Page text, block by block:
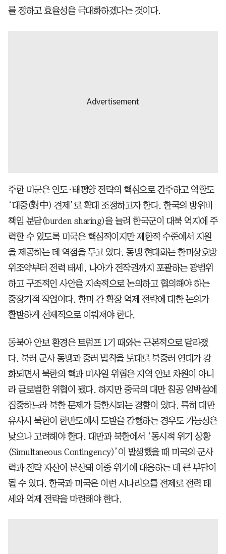
를 정하고 효율성을 극대화하겠다는 것이다.
주한 미군은 인도·태평양 전략의 핵심으로 간주하고 역할도
‘대중(對中) 견제’로 확대 조정하고자 한다. 한국의 방위비
책임 분담(burden sharing)을 늘려 한국군이 대북 억지에 주
력할 수 있도록 미국은 핵심적이지만 제한적 수준에서 지원
을 제공하는 데 역점을 두고 있다. 동맹 현대화는 한미상호방
위조약부터 전력 태세, 나아가 전작권까지 포괄하는 광범위
하고 구조적인 사안을 지속적으로 논의하고 협의해야 하는
중장기적 작업이다. 한미 간 확장 억제 전략에 대한 논의가
활발하게 선제적으로 이뤄져야 한다.
동북아 안보 환경은 트럼프 1기 때와는 근본적으로 달라졌
다. 북러 군사 동맹과 중러 밀착을 토대로 북중러 연대가 강
화되면서 북한의 핵과 미사일 위협은 지역 안보 차원이 아니
라 글로벌한 위협이 됐다. 하지만 중국의 대만 침공 임박설에
집중하느라 북한 문제가 등한시되는 경향이 있다. 특히 대만
유사시 북한이 한반도에서 도발을 감행하는 경우도 가능성은
낮으나 고려해야 한다. 대만과 북한에서 ‘동시적 위기 상황
(Simultaneous Contingency)’이 발생했을 때 미국의 군사
력과 전략 자산이 분산돼 이중 위기에 대응하는 데 큰 부담이
될 수 있다. 한국과 미국은 이런 시나리오를 전제로 전력 태
세와 억제 전략을 마련해야 한다.